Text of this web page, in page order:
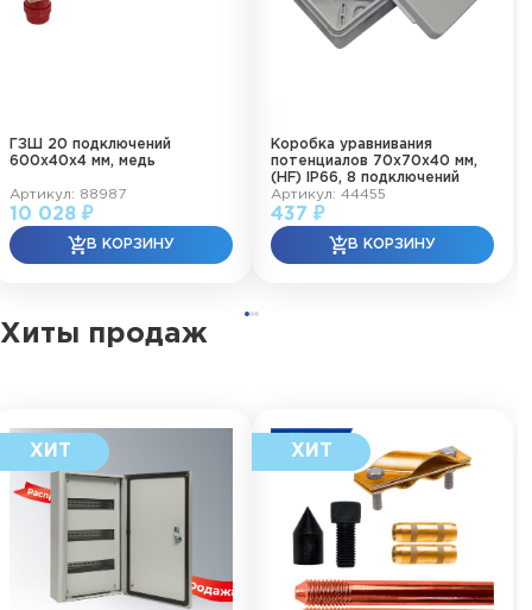
ГЗШ 20 подключений
600х40х4 мм, медь
Артикул: 88987
10 028 ₽
Коробка уравнивания
потенциалов 70х70х40 мм,
(HF) IP66, 8 подключений
Артикул: 44455
437 ₽
Хиты продаж